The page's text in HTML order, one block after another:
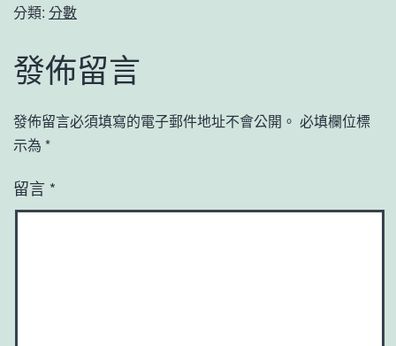
分類: 分數
發佈留言
發佈留言必須填寫的電子郵件地址不會公開。 必填欄位標
示為 *
留言 *